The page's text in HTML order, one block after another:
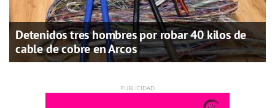
Detenidos tres hombres por robar 40 kilos de
cable de cobre en Arcos